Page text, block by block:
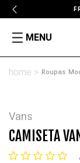
MENU
Roupas
Vans
CAMISETA